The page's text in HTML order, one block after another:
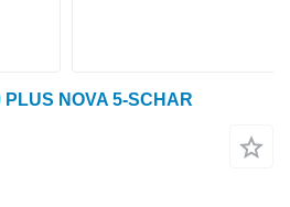
NOVA 5-SCHAR